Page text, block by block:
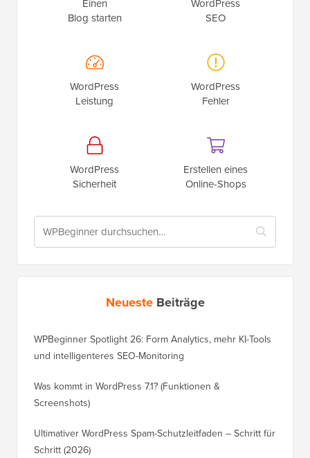
Einen
Blog starten
WordPress
SEO
WordPress
Leistung
WordPress
Fehler
WordPress
Sicherheit
Erstellen eines
Online-Shops
Neueste Beiträge
WPBeginner Spotlight 26: Form Analytics, mehr KI-Tools
und intelligenteres SEO-Monitoring
Was kommt in WordPress 7.1? (Funktionen &
Screenshots)
Ultimativer WordPress Spam-Schutzleitfaden – Schritt für
Schritt (2026)